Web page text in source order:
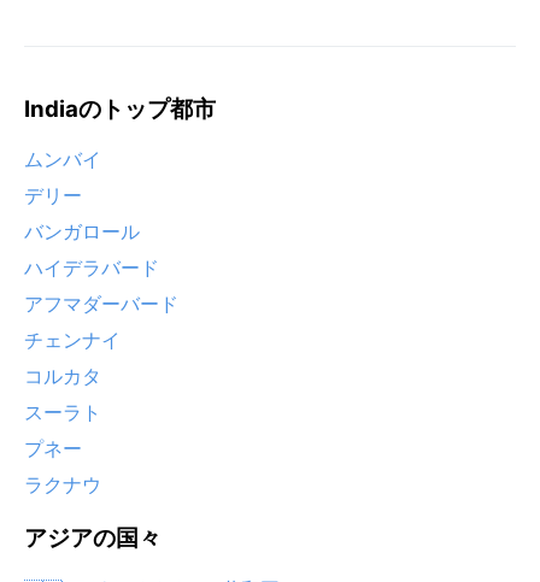
Indiaのトップ都市
ムンバイ
デリー
バンガロール
ハイデラバード
アフマダーバード
チェンナイ
コルカタ
スーラト
プネー
ラクナウ
アジアの国々